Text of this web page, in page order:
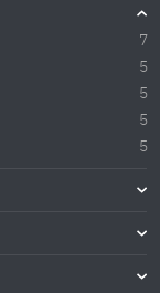
7
5
5
5
5